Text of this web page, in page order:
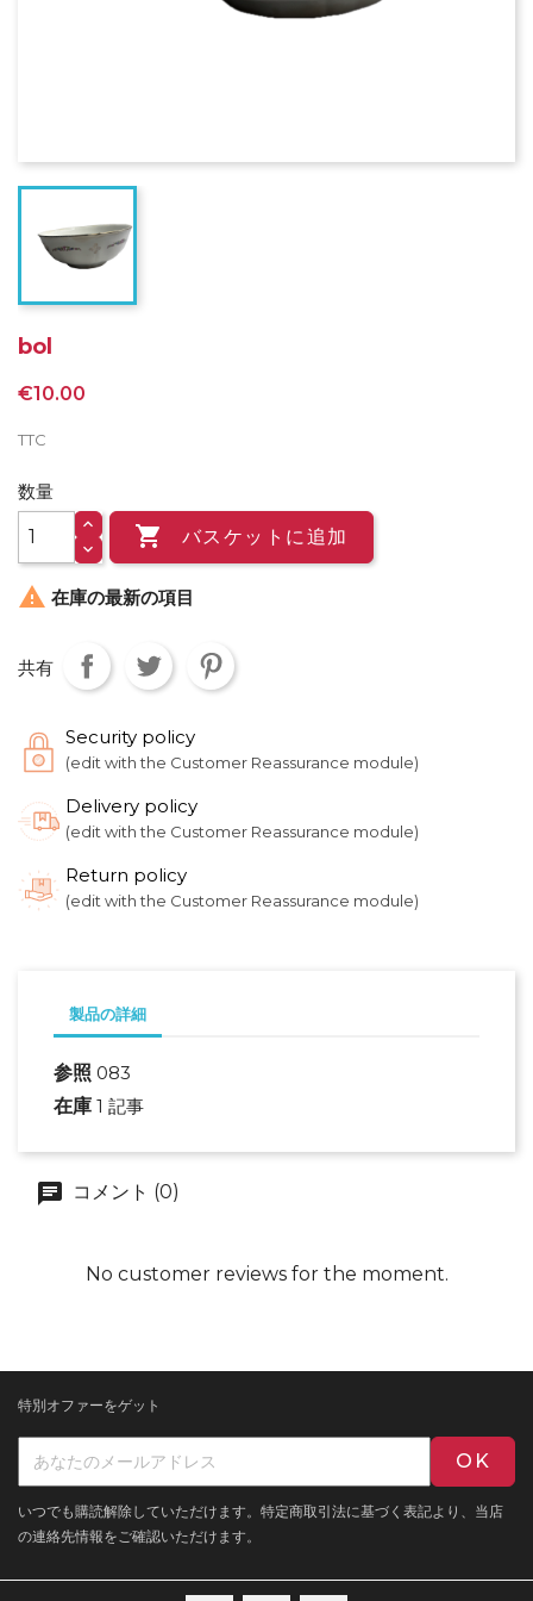
bol
€10.00
TTC
数量
 バスケットに追加
 在庫の最新の項目
共有
Security policy
(edit with the Customer Reassurance module)
Delivery policy
(edit with the Customer Reassurance module)
Return policy
(edit with the Customer Reassurance module)
製品の詳細
参照 083
在庫 1 記事
コメント (0)
No customer reviews for the moment.
特別オファーをゲット
いつでも購読解除していただけます。特定商取引法に基づく表記より、当店
の連絡先情報をご確認いただけます。